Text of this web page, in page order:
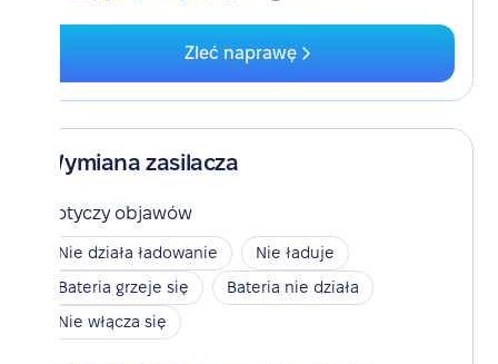
Zleć naprawę
Wymiana zasilacza
Dotyczy objawów
Nie działa ładowanie
Nie ładuje
Bateria grzeje się
Bateria nie działa
Nie włącza się